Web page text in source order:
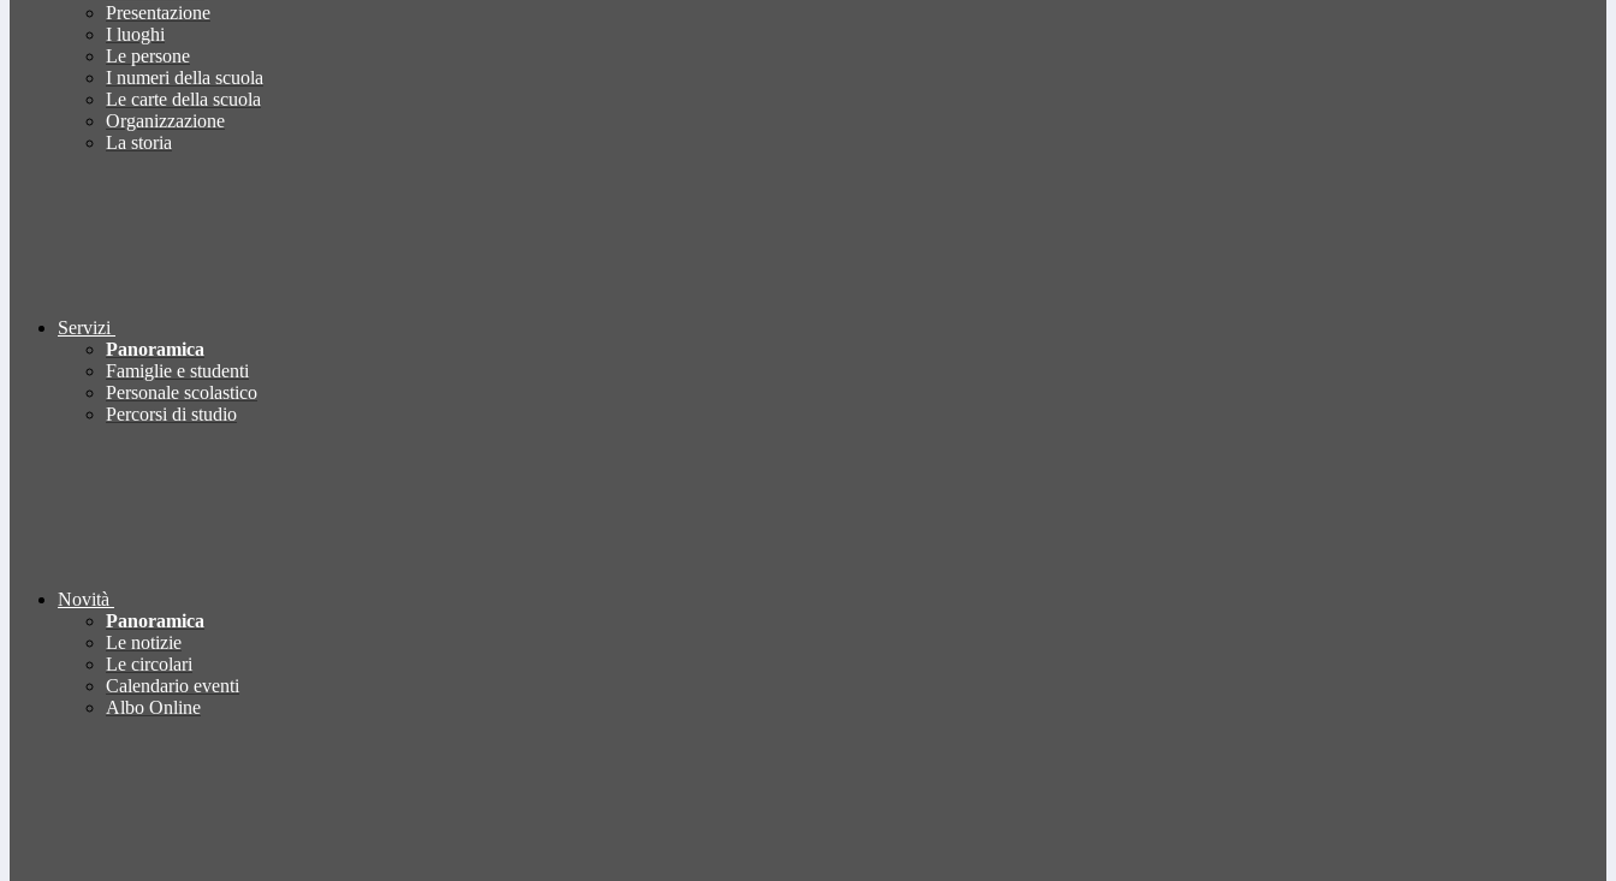
Presentazione
I luoghi
Le persone
I numeri della scuola
Le carte della scuola
Organizzazione
La storia
Servizi
Panoramica
Famiglie e studenti
Personale scolastico
Percorsi di studio
Novità
Panoramica
Le notizie
Le circolari
Calendario eventi
Albo Online